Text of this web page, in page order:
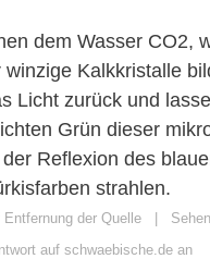
dem Wasser CO2,
winzige Kalkkristalle
Licht zurück und
Grün dieser
Reflexion des
strahlen.
der Quelle |
auf schwaebische.de an